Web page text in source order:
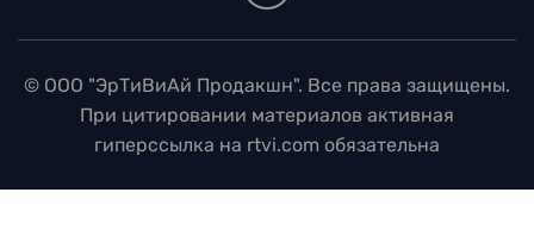
© ООО "ЭрТиВиАй Продакшн". Все права защищены.
При цитировании материалов активная
гиперссылка на rtvi.com обязательна